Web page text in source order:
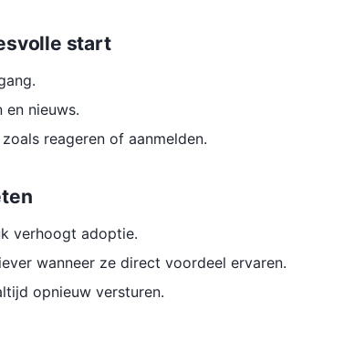
start
en nieuws.
reageren of aanmelden.
verhoogt adoptie.
wanneer ze direct voordeel ervaren.
opnieuw versturen.